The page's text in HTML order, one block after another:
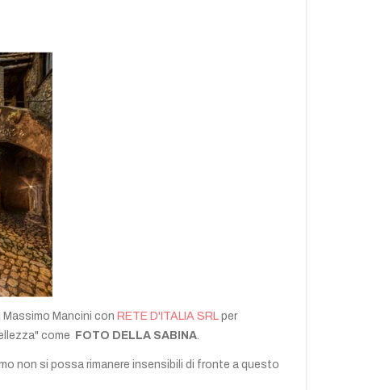
Mancini con RETE D'ITALIA SRL per
come
FOTO DELLA SABINA.
non si possa rimanere insensibili di fronte a questo